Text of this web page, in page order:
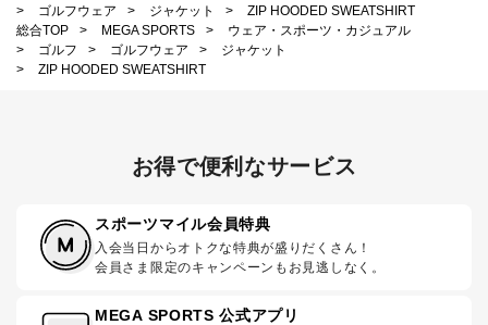
>
ゴルフウェア > ジャケット >
ZIP HOODED SWEATSHIRT
総合TOP
> MEGA SPORTS >
ウェア・スポーツ・カジュアル
>
ゴルフ > ゴルフウェア >
ジャケット
>
ZIP HOODED SWEATSHIRT
お得で便利なサービス
スポーツマイル会員特典
入会当日からオトクな特典が盛りだくさん！
会員さま限定のキャンペーンもお見逃しなく。
MEGA SPORTS 公式アプリ